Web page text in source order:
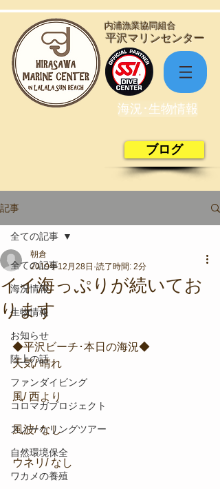
​平沢マリンセンター
​内浦漁業協同組合
海況･生物情報
ブログ
記事
全ての記事
海況情報
生物情報
お知らせ
陸上の話
ファンダイビング
コロマガプロジェクト
スノーケリングツアー
自然環境保全
ワカメの養殖
全ての記事
イイ海っぷりが続いてお
ります
朝倉
2019年12月28日 読了時間: 2分
◆平沢ビーチ･本日の海況◆
天気/ 晴れ
風/ 西より
風波/ なし
ウネリ/ なし